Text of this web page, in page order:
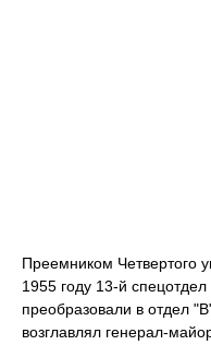
Преемником Четвертого
1955 году 13-й
преобразовали в отдел
возглавлял генерал-